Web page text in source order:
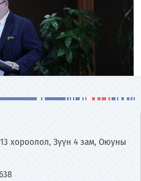
хороолол, Зүүн 4 зам, Оюуны